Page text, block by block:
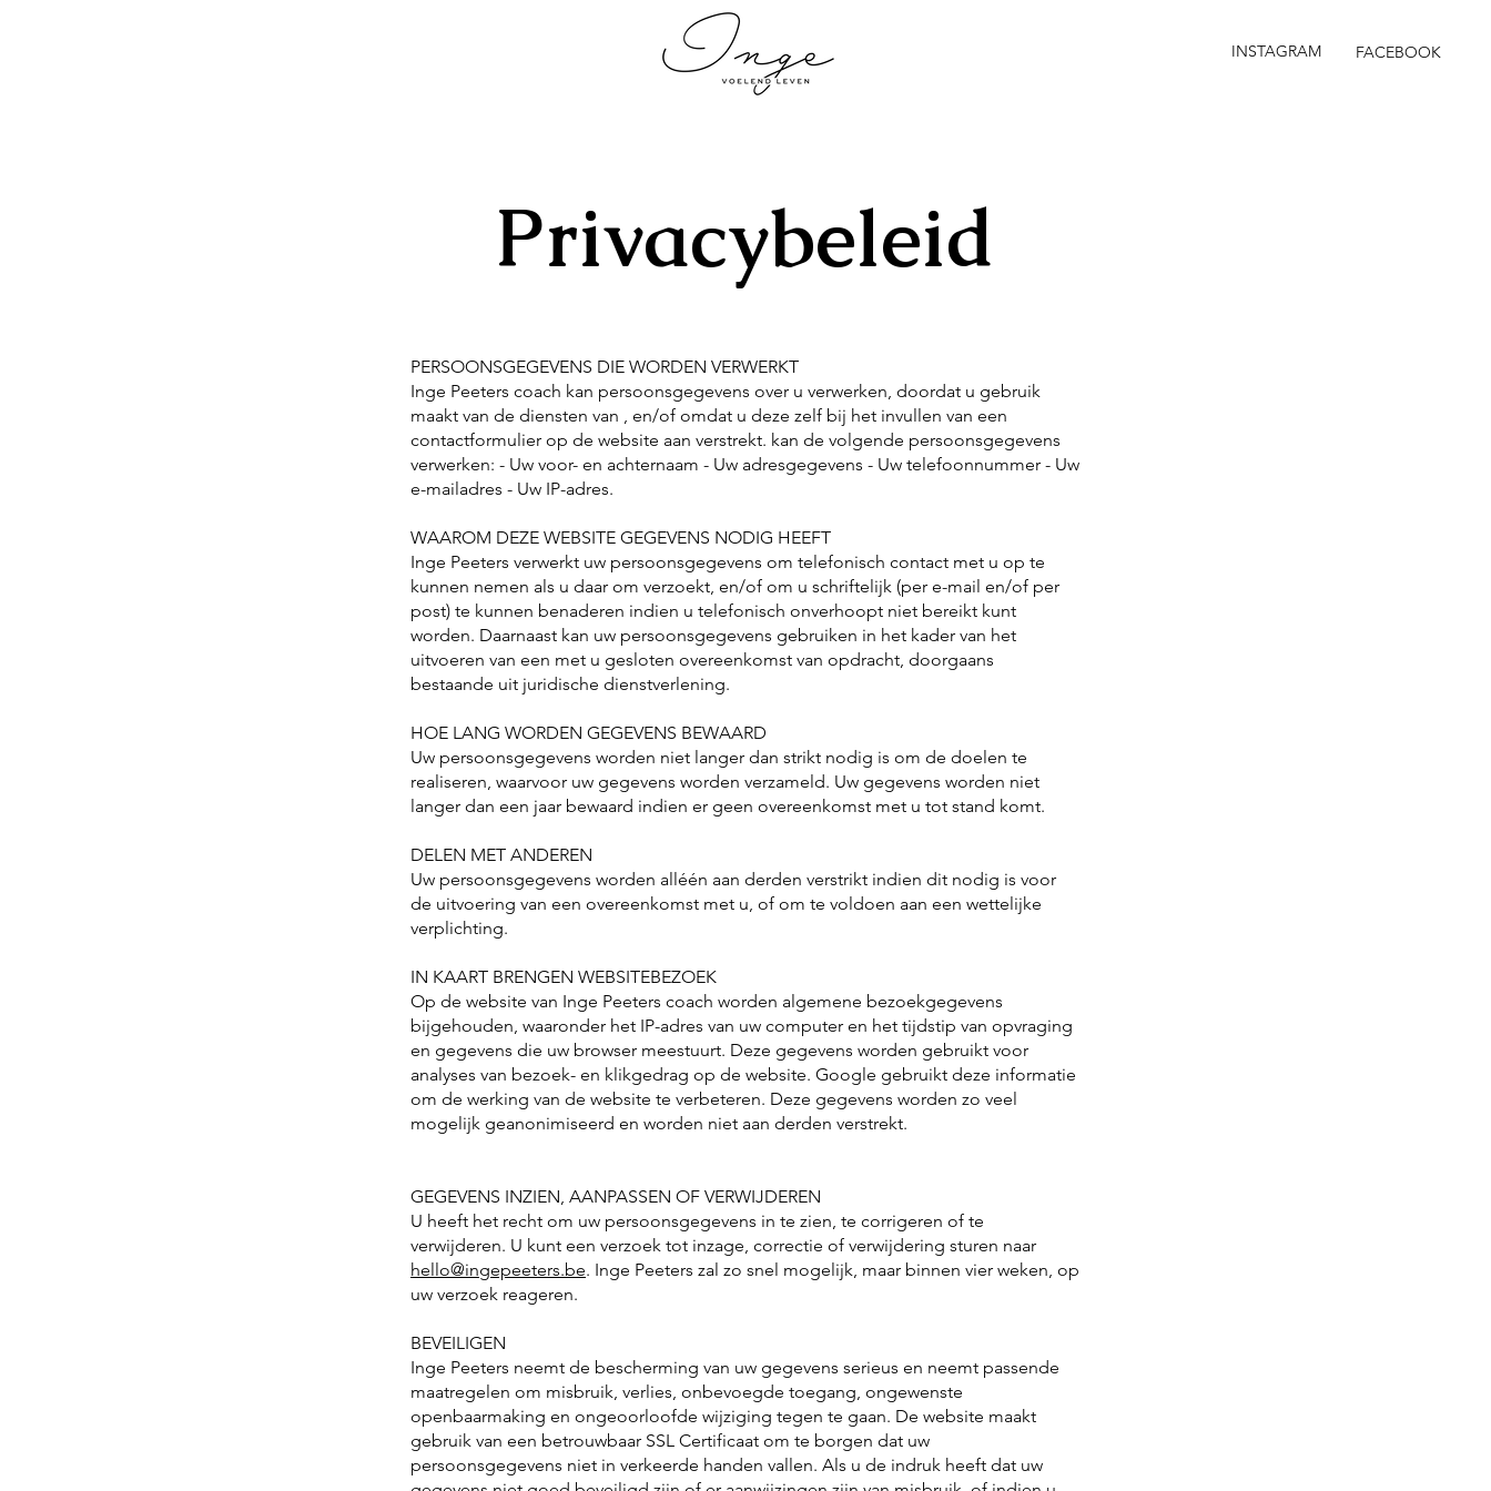
INSTAGRAM FACEBOOK
Privacybeleid
PERSOONSGEGEVENS DIE WORDEN VERWERKT
Inge Peeters coach kan persoonsgegevens over u verwerken, doordat u gebruik
maakt van de diensten van , en/of omdat u deze zelf bij het invullen van een
contactformulier op de website aan verstrekt. kan de volgende persoonsgegevens
verwerken: - Uw voor- en achternaam - Uw adresgegevens - Uw telefoonnummer - Uw
e-mailadres - Uw IP-adres.
WAAROM DEZE WEBSITE GEGEVENS NODIG HEEFT
Inge Peeters verwerkt uw persoonsgegevens om telefonisch contact met u op te
kunnen nemen als u daar om verzoekt, en/of om u schriftelijk (per e-mail en/of per
post) te kunnen benaderen indien u telefonisch onverhoopt niet bereikt kunt
worden. Daarnaast kan uw persoonsgegevens gebruiken in het kader van het
uitvoeren van een met u gesloten overeenkomst van opdracht, doorgaans
bestaande uit juridische dienstverlening.
HOE LANG WORDEN GEGEVENS BEWAARD
Uw persoonsgegevens worden niet langer dan strikt nodig is om de doelen te
realiseren, waarvoor uw gegevens worden verzameld. Uw gegevens worden niet
langer dan een jaar bewaard indien er geen overeenkomst met u tot stand komt.
DELEN MET ANDEREN
Uw persoonsgegevens worden alléén aan derden verstrikt indien dit nodig is voor
de uitvoering van een overeenkomst met u, of om te voldoen aan een wettelijke
verplichting.
IN KAART BRENGEN WEBSITEBEZOEK
Op de website van Inge Peeters coach worden algemene bezoekgegevens
bijgehouden, waaronder het IP-adres van uw computer en het tijdstip van opvraging
en gegevens die uw browser meestuurt. Deze gegevens worden gebruikt voor
analyses van bezoek- en klikgedrag op de website. Google gebruikt deze informatie
om de werking van de website te verbeteren. Deze gegevens worden zo veel
mogelijk geanonimiseerd en worden niet aan derden verstrekt.
GEGEVENS INZIEN, AANPASSEN OF VERWIJDEREN
U heeft het recht om uw persoonsgegevens in te zien, te corrigeren of te
verwijderen. U kunt een verzoek tot inzage, correctie of verwijdering sturen naar
hello@ingepeeters.be. Inge Peeters zal zo snel mogelijk, maar binnen vier weken, op
uw verzoek reageren.
BEVEILIGEN
Inge Peeters neemt de bescherming van uw gegevens serieus en neemt passende
maatregelen om misbruik, verlies, onbevoegde toegang, ongewenste
openbaarmaking en ongeoorloofde wijziging tegen te gaan. De website maakt
gebruik van een betrouwbaar SSL Certificaat om te borgen dat uw
persoonsgegevens niet in verkeerde handen vallen. Als u de indruk heeft dat uw